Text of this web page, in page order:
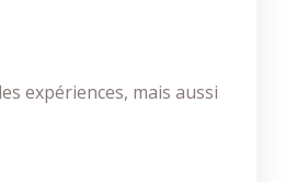
expériences, mais aussi